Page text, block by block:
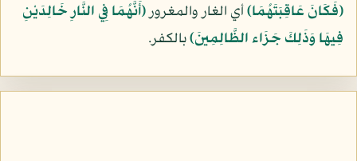
﴿فَكَانَ عَاقِبَتَهُمَا﴾أي الغار والمغرور﴿أَنَّهُمَا فِي النَّارِ خَالِدَيْنِ
فِيهَا وَذَلِكَ جَزَاء الظَّالِمِينَ﴾بالكفر.